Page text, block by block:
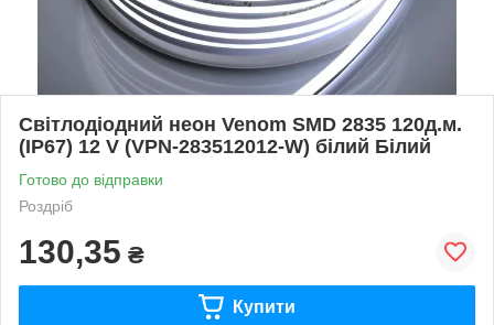
Світлодіодний неон Venom SMD 2835 120д.м.
(IP67) 12 V (VPN-283512012-W) білий Білий
Готово до відправки
Роздріб
130,35 ₴
Купити